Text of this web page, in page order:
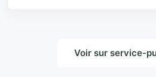
Voir sur service-